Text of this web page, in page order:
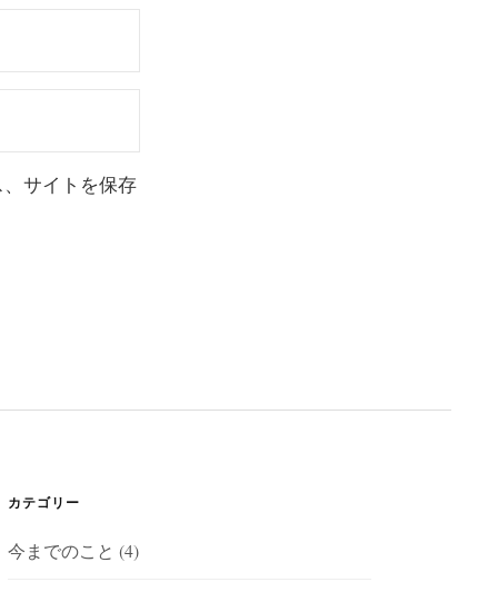
サイトを保存
カテゴリー
今までのこと (4)